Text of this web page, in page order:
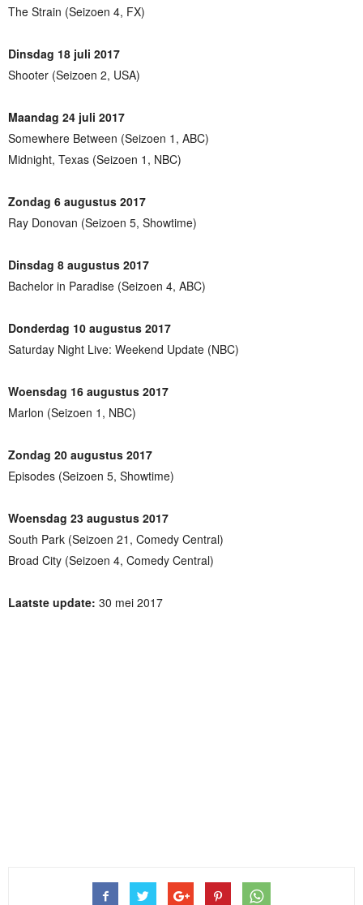
The Strain (Seizoen 4, FX)
Dinsdag 18 juli 2017
Shooter (Seizoen 2, USA)
Maandag 24 juli 2017
Somewhere Between (Seizoen 1, ABC)
Midnight, Texas (Seizoen 1, NBC)
Zondag 6 augustus 2017
Ray Donovan (Seizoen 5, Showtime)
Dinsdag 8 augustus 2017
Bachelor in Paradise (Seizoen 4, ABC)
Donderdag 10 augustus 2017
Saturday Night Live: Weekend Update (NBC)
Woensdag 16 augustus 2017
Marlon (Seizoen 1, NBC)
Zondag 20 augustus 2017
Episodes (Seizoen 5, Showtime)
Woensdag 23 augustus 2017
South Park (Seizoen 21, Comedy Central)
Broad City (Seizoen 4, Comedy Central)
Laatste update: 30 mei 2017